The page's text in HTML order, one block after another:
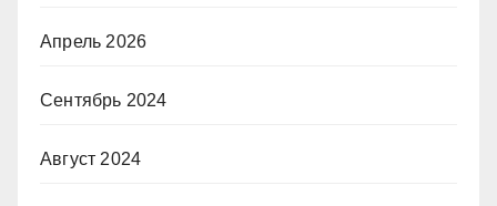
Апрель 2026
Сентябрь 2024
Август 2024